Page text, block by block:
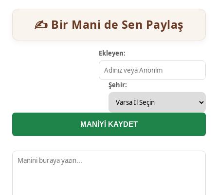
✍️ Bir Mani de Sen Paylaş
Ekleyen:
Şehir:
MANİYİ KAYDET